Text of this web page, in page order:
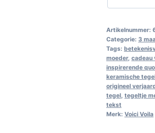
Artikelnummer:
Categorie: 3
Tags:
moeder, cadeau
inspirerende
keramische
origineel
tegel, tegeltje
tekst
Merk: Voici Voila